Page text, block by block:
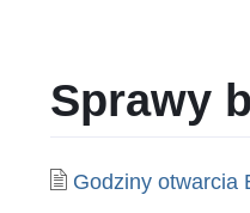
Sprawy
Godziny otwarcia